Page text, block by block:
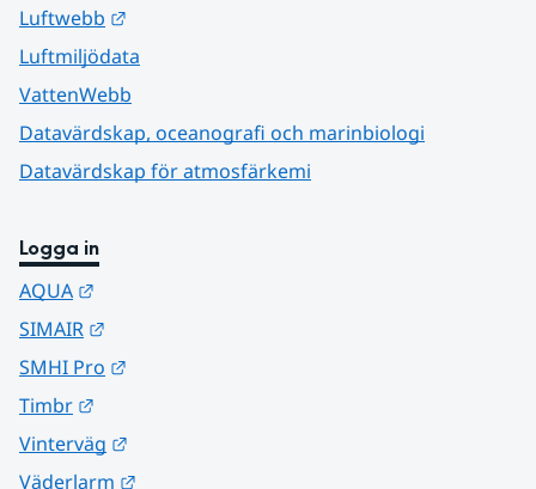
Luftwebb
Luftmiljödata
VattenWebb
Datavärdskap, oceanografi och marinbiologi
Datavärdskap för atmosfärkemi
Logga in
AQUA
SIMAIR
SMHI Pro
Timbr
Vinterväg
Väderlarm